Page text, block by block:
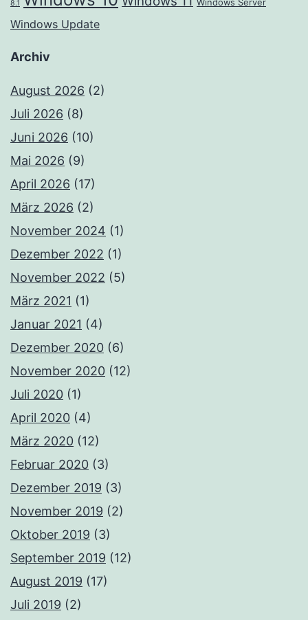
8.1 Windows Server
Windows Update
Archiv
August 2026 (2)
Juli 2026 (8)
Juni 2026 (10)
Mai 2026 (9)
April 2026 (17)
März 2026 (2)
November 2024 (1)
Dezember 2022 (1)
November 2022 (5)
März 2021 (1)
Januar 2021 (4)
Dezember 2020 (6)
November 2020 (12)
Juli 2020 (1)
April 2020 (4)
März 2020 (12)
Februar 2020 (3)
Dezember 2019 (3)
November 2019 (2)
Oktober 2019 (3)
September 2019 (12)
August 2019 (17)
Juli 2019 (2)